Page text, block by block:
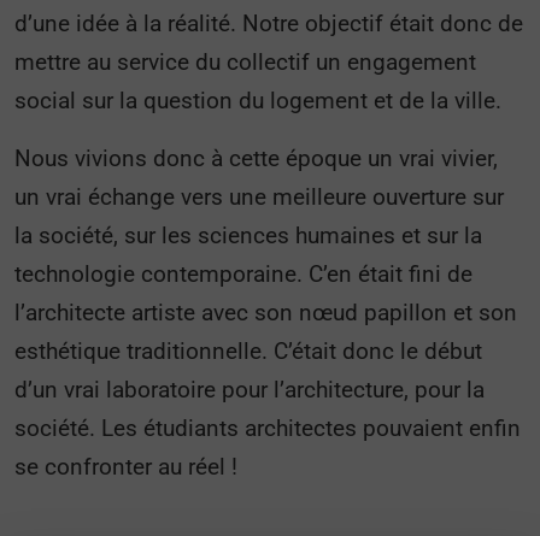
d’une idée à la réalité. Notre objectif était donc de
mettre au service du collectif un engagement
social sur la question du logement et de la ville.
Nous vivions donc à cette époque un vrai vivier,
un vrai échange vers une meilleure ouverture sur
la société, sur les sciences humaines et sur la
technologie contemporaine. C’en était fini de
l’architecte artiste avec son nœud papillon et son
esthétique traditionnelle. C’était donc le début
d’un vrai laboratoire pour l’architecture, pour la
société. Les étudiants architectes pouvaient enfin
se confronter au réel !